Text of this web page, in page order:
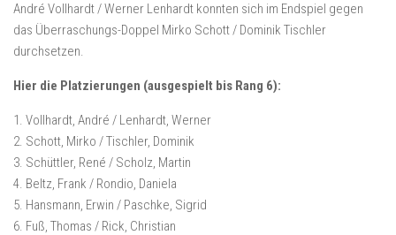
André Vollhardt / Werner Lenhardt konnten sich im Endspiel gegen
das Überraschungs-Doppel Mirko Schott / Dominik Tischler
durchsetzen.
Hier die Platzierungen (ausgespielt bis Rang 6):
1. Vollhardt, André / Lenhardt, Werner
2. Schott, Mirko / Tischler, Dominik
3. Schüttler, René / Scholz, Martin
4. Beltz, Frank / Rondio, Daniela
5. Hansmann, Erwin / Paschke, Sigrid
6. Fuß, Thomas / Rick, Christian